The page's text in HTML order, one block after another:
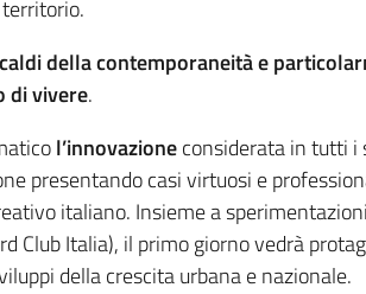
della contemporaneità e
di vivere.
l’innovazioneconsiderata in tutti i
presentando casi virtuosi e
italiano. Insieme a
Club Italia), il primo giorno vedrà
della crescita urbana e nazionale.